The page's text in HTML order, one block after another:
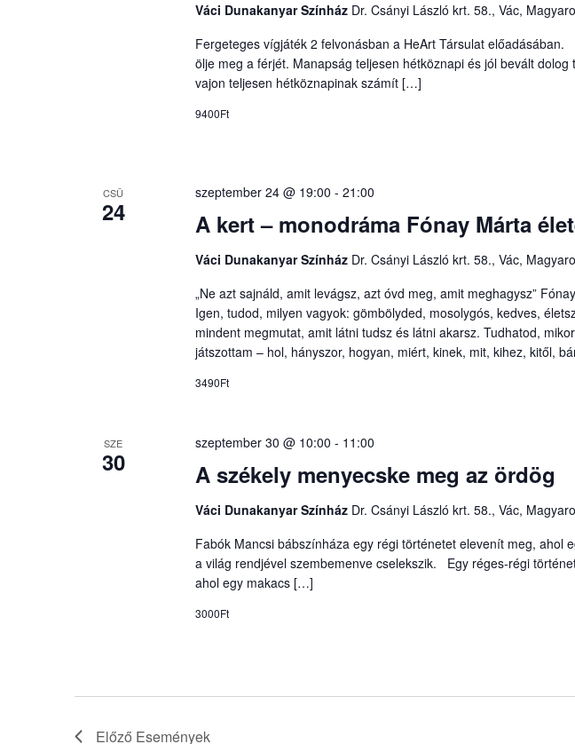
Váci Dunakanyar Színház Dr. Csányi László krt. 58., Vác,
Fergeteges vígjáték 2 felvonásban a HeArt Társulat
ölje meg a férjét. Manapság teljesen hétköznapi és jól bevált
vajon teljesen hétköznapinak számít […]
9400Ft
CSÜ
24 A kert – monodráma Fónay Márta
szeptember 24 @ 19:00 - 21:00
Váci Dunakanyar Színház Dr. Csányi László krt. 58., Vác,
„Ne azt sajnáld, amit levágsz, azt óvd meg, amit meghagysz”
Igen, tudod, milyen vagyok: gömbölyded, mosolygós, kedves,
mindent megmutat, amit látni tudsz és látni akarsz. Tudhatod,
játszottam – hol, hányszor, hogyan, miért, kinek, mit, kihez, kitől,
3490Ft
SZE
30 A székely menyecske meg az ördög
szeptember 30 @ 10:00 - 11:00
Váci Dunakanyar Színház Dr. Csányi László krt. 58., Vác,
Fabók Mancsi bábszínháza egy régi történetet elevenít meg, ahol
a világ rendjével szembemenve cselekszik. Egy réges-régi
ahol egy makacs […]
3000Ft
Előző Események